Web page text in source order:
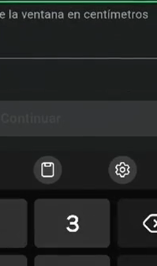
?
sous 24h. Sans